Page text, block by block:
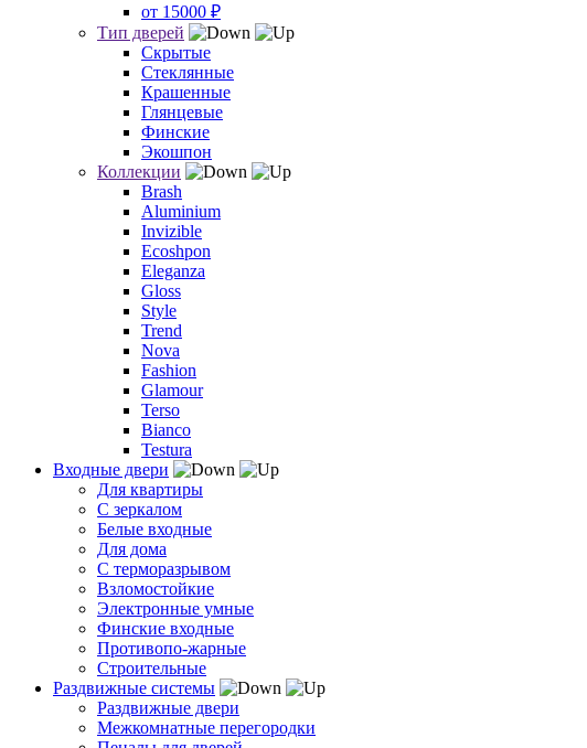
от 15000 ₽
Тип дверей
Скрытые
Стеклянные
Крашенные
Глянцевые
Финские
Экошпон
Коллекции
Brash
Aluminium
Invizible
Ecoshpon
Eleganza
Gloss
Style
Trend
Nova
Fashion
Glamour
Terso
Bianco
Testura
Входные двери
Для квартиры
С зеркалом
Белые входные
Для дома
С терморазрывом
Взломостойкие
Электронные умные
Финские входные
Противопо-жарные
Строительные
Раздвижные системы
Раздвижные двери
Межкомнатные перегородки